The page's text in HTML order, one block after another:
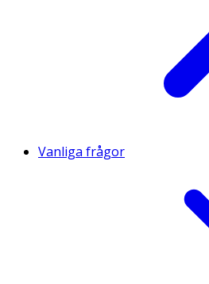
Vanliga frågor